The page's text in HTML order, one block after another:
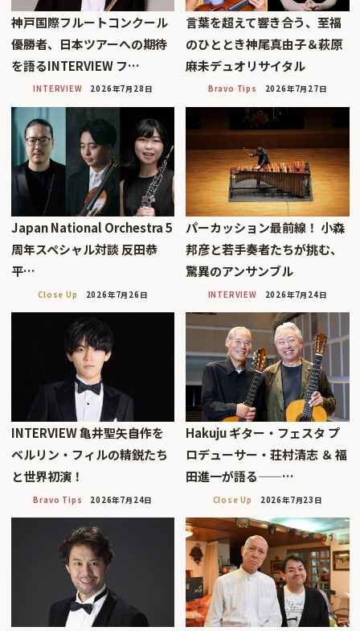
神戸国際フルートコンクール
優勝者、日本ツアーへの期待
を語るINTERVIEW フ…
INTERVIEW 2026年7月28日
言葉を超えて響き合う、至福
のひととき神尾真由子＆萩原
麻未デュオリサイタル
Bravo Tips 2026年7月27日
Japan National Orchestra 5
周年スペシャル対談 反田恭
平…
Close Up 2026年7月26日
パーカッション最前線！ 小森
邦彦と若手奏者たちが挑む、
驚異のアンサンブル
INTERVIEW 2026年7月24日
INTERVIEW 亀井聖矢――自作を
ベルリン・フィルの精鋭たち
と世界初演！
Bravo Tips 2026年7月24日
Hakuju ギター・フェスタ プ
ロデューサー・荘村清志 ＆ 福
田進一が語る——…
Close Up 2026年7月23日